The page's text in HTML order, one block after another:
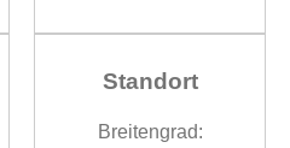
Standort
Breitengrad: